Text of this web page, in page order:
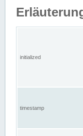
initialized
timestamp